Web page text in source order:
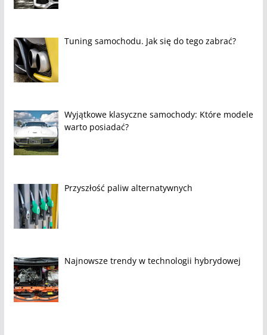
Tuning samochodu. Jak się do tego zabrać?
Wyjątkowe klasyczne samochody: Które modele
warto posiadać?
Przyszłość paliw alternatywnych
Najnowsze trendy w technologii hybrydowej